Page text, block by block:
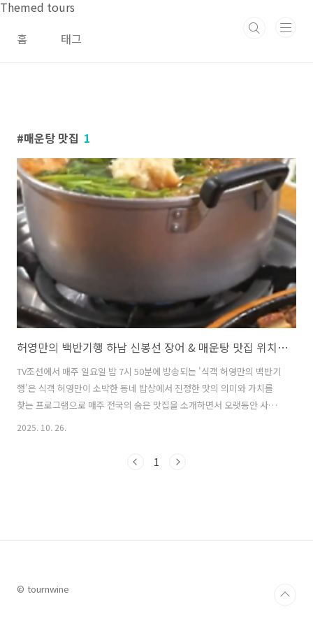
본문 바로가기
Themed tours
홈
태그
매운탕 맛집 1
허영만의 백반기행 하남 신봉선 장어 & 매운탕 맛집 위치 및 주변 명소 정보
TV조선에서 매주 일요일 밤 7시 50분에 방송되는 '식객 허영만의 백반기
행'은 식객 허영만이 소박한 동네 밥상에서 진정한 맛의 의미와 가치를
찾는 프로그램으로 매주 전국의 숨은 맛집을 소개하면서 오랫동안 사랑
받고 있는 프로그램이다. 지난주 '솔비의 창녕 밥상'을 주제로 창녕의 숨
제는 인기 개그우먼 신봉선이 초대되어 '신봉선의 하남 근교 밥상'을 주
2025. 10. 26.
1
© tournwine